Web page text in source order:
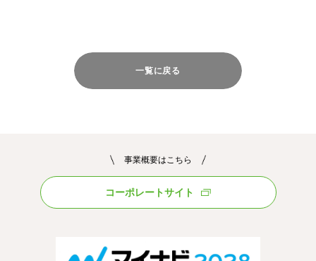
一覧に戻る
事業概要はこちら
コーポレートサイト